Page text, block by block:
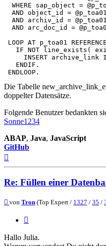
WHERE sap_object =
AND object_id =
AND archiv_id =
AND arc_doc_id =
LOOP AT p_toa01
IF NOT line_exists(
INSERT archive_link
   ENDIF.
Die Tabelle
doppelter Datensätze.
Folgende Benutzer bedankten
Sonne1234
ABAP, Java, JavaScript
GitHub
Re: Füllen einer
Beitrag
von Tron (Top Expert / 1327 / 35 /
Hallo Julia.